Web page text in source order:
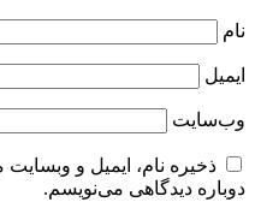
نام
ایمیل
وب‌سایت
ذخیره نام، ایمیل و
دوباره دیدگاهی می‌نویسم.